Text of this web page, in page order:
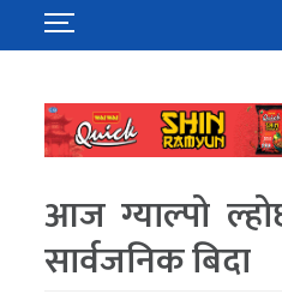
आज ग्याल्पो
सार्वजनिक बिदा